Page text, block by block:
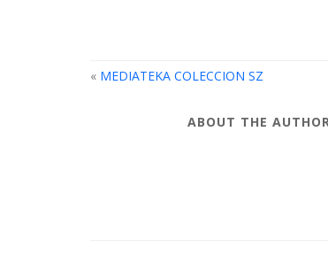
« MEDIATEKA COLECCION SZ
ABOUT THE